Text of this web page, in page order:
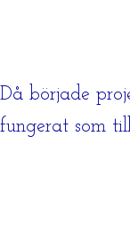
Då började
fungerat som